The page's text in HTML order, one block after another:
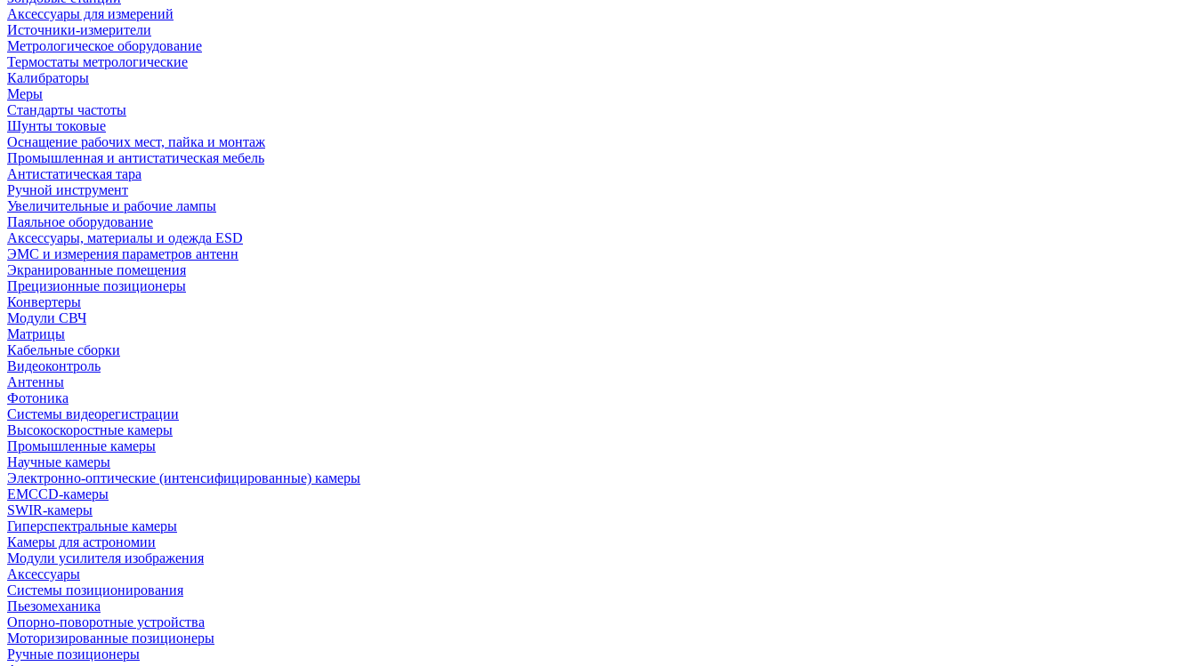
Аксессуары для измерений
Источники-измерители
Метрологическое оборудование
Термостаты метрологические
Калибраторы
Меры
Стандарты частоты
Шунты токовые
Оснащение рабочих мест, пайка и монтаж
Промышленная и антистатическая мебель
Антистатическая тара
Ручной инструмент
Увеличительные и рабочие лампы
Паяльное оборудование
Аксессуары, материалы и одежда ESD
ЭМС и измерения параметров антенн
Экранированные помещения
Прецизионные позиционеры
Конвертеры
Модули СВЧ
Матрицы
Кабельные сборки
Видеоконтроль
Антенны
Фотоника
Cистемы видеорегистрации
Высокоскоростные камеры
Промышленные камеры
Научные камеры
Электронно-оптические (интенсифицированные) камеры
EMCCD-камеры
SWIR-камеры
Гиперспектральные камеры
Камеры для астрономии
Модули усилителя изображения
Аксессуары
Системы позиционирования
Пьезомеханика
Опорно-поворотные устройства
Моторизированные позиционеры
Ручные позиционеры